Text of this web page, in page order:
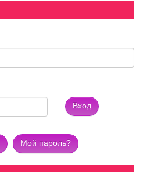
Вход
Мой пароль?